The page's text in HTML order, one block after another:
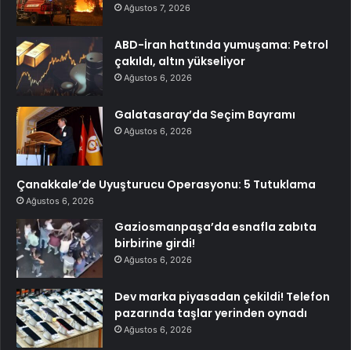
Ağustos 7, 2026
ABD-İran hattında yumuşama: Petrol
çakıldı, altın yükseliyor
Ağustos 6, 2026
Galatasaray’da Seçim Bayramı
Ağustos 6, 2026
Çanakkale’de Uyuşturucu Operasyonu: 5 Tutuklama
Ağustos 6, 2026
Gaziosmanpaşa’da esnafla zabıta
birbirine girdi!
Ağustos 6, 2026
Dev marka piyasadan çekildi! Telefon
pazarında taşlar yerinden oynadı
Ağustos 6, 2026